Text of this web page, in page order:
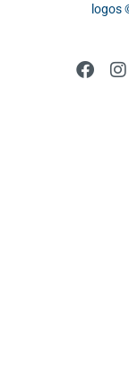
logos